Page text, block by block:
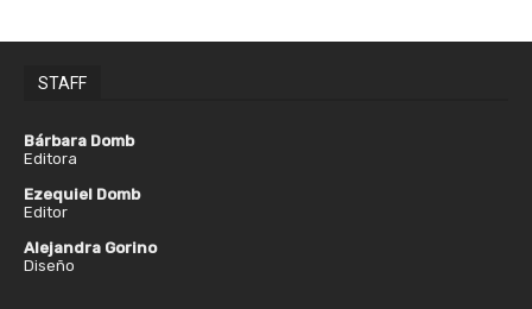
STAFF
Bárbara Domb
Editora
Ezequiel Domb
Editor
Alejandra Gorino
Diseño